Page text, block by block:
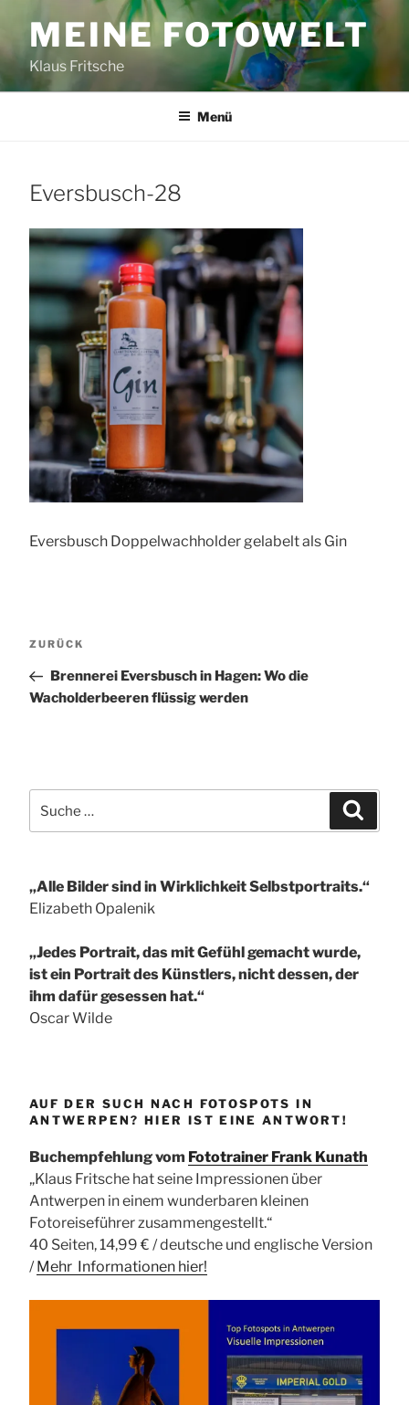
Inhalt
springenMEINE FOTOWELT
Klaus Fritsche
Menü
Eversbusch-28
Eversbusch Doppelwachholder gelabelt als Gin
Vorheriger
ZURÜCK
Brennerei Eversbusch in Hagen: Wo die
Wacholderbeeren flüssig werden
nach:
„Alle Bilder sind in Wirklichkeit Selbstportraits.“
Elizabeth Opalenik
„Jedes Portrait, das mit Gefühl gemacht wurde,
ist ein Portrait des Künstlers, nicht dessen, der
ihm dafür gesessen hat.“
Oscar Wilde
AUF DER SUCH NACH FOTOSPOTS IN
ANTWERPEN? HIER IST EINE ANTWORT!
Buchempfehlung vom Fototrainer Frank Kunath
„Klaus Fritsche hat seine Impressionen über
Antwerpen in einem wunderbaren kleinen
Fotoreiseführer zusammengestellt.“
40 Seiten, 14,99 € / deutsche und englische Version
/Mehr Informationen hier!